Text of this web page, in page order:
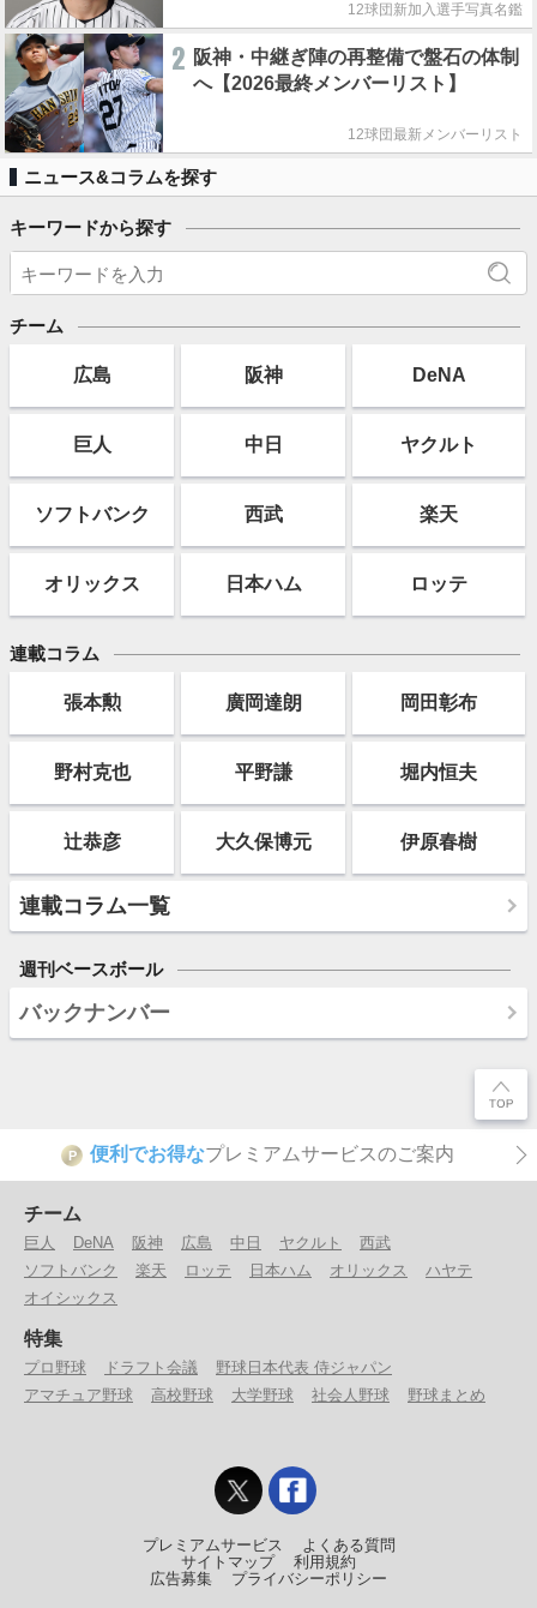
12球団新加入選手写真名鑑
2 阪神・中継ぎ陣の再整備で盤石の体制
へ【2026最終メンバーリスト】
12球団最新メンバーリスト
ニュース&コラムを探す
キーワードから探す
チーム
広島 阪神 DeNA
巨人 中日 ヤクルト
ソフトバンク 西武 楽天
オリックス 日本ハム ロッテ
連載コラム
張本勲 廣岡達朗 岡田彰布
野村克也 平野謙 堀内恒夫
辻恭彦 大久保博元 伊原春樹
連載コラム一覧
週刊ベースボール
バックナンバー
P 便利でお得なプレミアムサービスのご案内
チーム
巨人 DeNA 阪神 広島 中日 ヤクルト
西武
ソフトバンク
楽天 ロッテ 日本ハム オリックス
ハヤテ
オイシックス
特集
プロ野球 ドラフト会議
野球日本代表 侍ジャパン
アマチュア野球
高校野球 大学野球 社会人野球 野球まとめ
プレミアムサービス
よくある質問
サイトマップ
利用規約
広告募集
プライバシーポリシー